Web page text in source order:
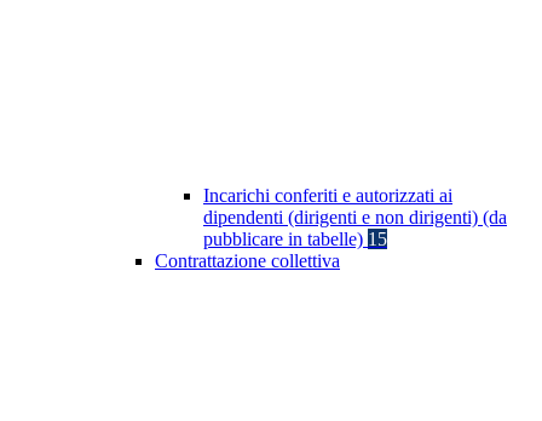
Incarichi conferiti e autorizzati ai
dipendenti (dirigenti e non dirigenti) (da
pubblicare in tabelle) 15
Contrattazione collettiva